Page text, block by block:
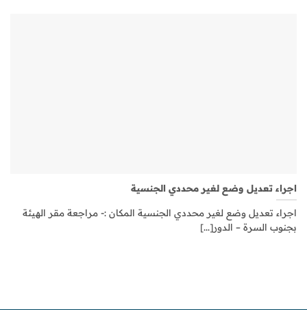
اجراء تعديل وضع لغير محددي الجنسية
اجراء تعديل وضع لغير محددي الجنسية المكان :- مراجعة مقر الهيئة
بجنوب السرة – الدور[...]